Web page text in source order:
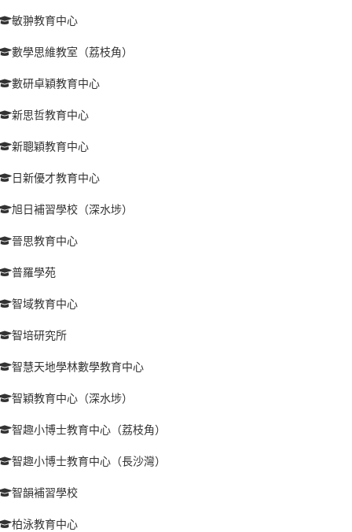
敏翀教育中心
數學思維教室（荔枝角）
數研卓穎教育中心
新思哲教育中心
新聰穎教育中心
日新優才教育中心
旭日補習學校（深水埗）
晉思教育中心
普羅學苑
智域教育中心
智培研究所
智慧天地學林數學教育中心
智穎教育中心（深水埗）
智趣小博士教育中心（荔枝角）
智趣小博士教育中心（長沙灣）
智韻補習學校
柏泳教育中心